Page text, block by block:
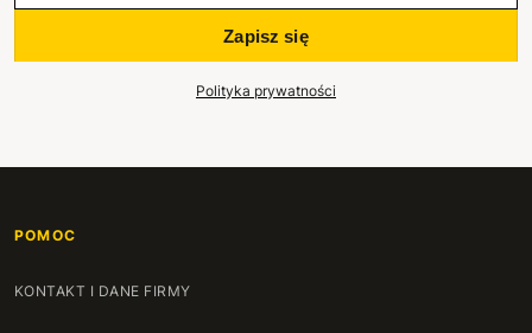
Zapisz się
Polityka prywatności
POMOC
KONTAKT I DANE FIRMY